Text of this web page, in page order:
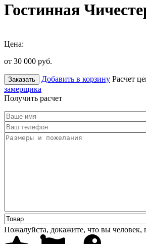
Гостинная
Цена:
от 30 000 руб.
Заказать Добавить в корзину Расчет
замерщика
Получить расчет
Пожалуйста, докажите, что вы человек,